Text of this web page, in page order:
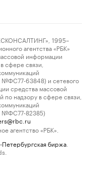
1995–
агентства «РБК»
информации
сфере связи,
№ФС77-63848) и сетевого
средства массовой
надзору в сфере связи,
№ФС77-82385)
агентство «РБК».
Петербургская биржа